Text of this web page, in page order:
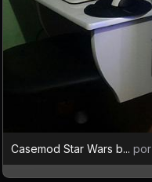
Casemod Star Wars b... por